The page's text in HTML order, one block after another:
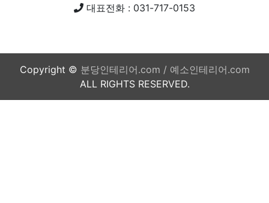
대표전화 : 031-717-0153
Copyright © 분당인테리어.com / 예소인테리어.com
ALL RIGHTS RESERVED.